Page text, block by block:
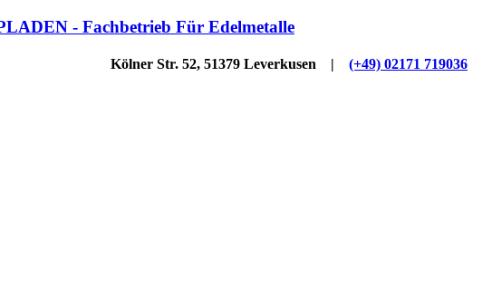
Kölner Str. 52, 51379 Leverkusen | (+49) 02171 719036